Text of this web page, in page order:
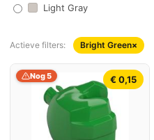
Light Gray
Actieve filters: Bright Green×
€ 0,15
Nog 5